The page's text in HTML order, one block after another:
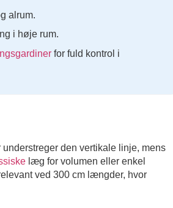
alrum.
i høje rum.
for fuld kontrol i
den vertikale linje, mens
læg for volumen eller enkel
ved 300 cm længder, hvor